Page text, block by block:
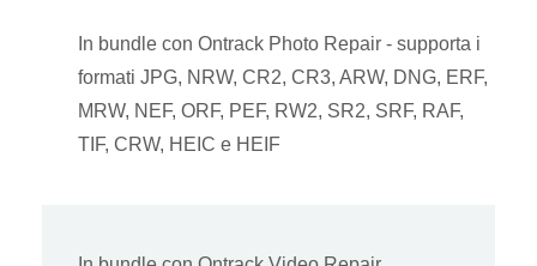
In bundle con Ontrack Photo Repair - supporta i
formati JPG, NRW, CR2, CR3, ARW, DNG, ERF,
MRW, NEF, ORF, PEF, RW2, SR2, SRF, RAF,
TIF, CRW, HEIC e HEIF